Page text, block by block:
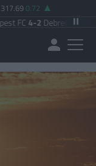
317.69 0.72
VSC|Budapest